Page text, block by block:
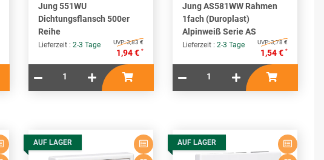
Jung 551WU
Dichtungsflansch 500er
Reihe
Lieferzeit : 2-3 Tage UVP:3,83 €
1,94 € *
Jung AS581WW Rahmen
1fach (Duroplast)
Alpinweiß Serie AS
Lieferzeit : 2-3 Tage UVP:3,78 €
1,54 € *
AUF LAGER AUF LAGER